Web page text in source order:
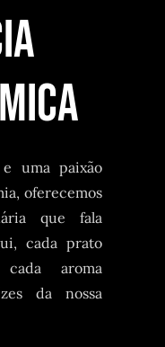
uma paixão
oferecemos
que fala
cada prato
aroma
da nossa